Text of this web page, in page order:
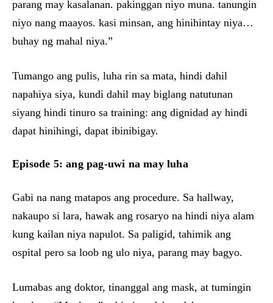
parang may kasalanan. pakinggan niyo muna. tanungin
niyo nang maayos. kasi minsan, ang hinihintay niya…
buhay ng mahal niya.”
Tumango ang pulis, luha rin sa mata, hindi dahil
napahiya siya, kundi dahil may biglang natutunan
siyang hindi tinuro sa training: ang dignidad ay hindi
dapat hinihingi, dapat ibinibigay.
Episode 5: ang pag-uwi na may luha
Gabi na nang matapos ang procedure. Sa hallway,
nakaupo si lara, hawak ang rosaryo na hindi niya alam
kung kailan niya napulot. Sa paligid, tahimik ang
ospital pero sa loob ng ulo niya, parang may bagyo.
Lumabas ang doktor, tinanggal ang mask, at tumingin